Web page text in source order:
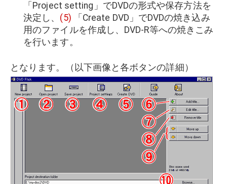
「Project setting」でDVDの形式や保存方法を
決定し、 (5) 「Create DVD」でDVDの焼き込み
用のファイルを作成し、DVD-R等への焼きこみ
を行います。
となります。（以下画像と各ボタンの詳細）